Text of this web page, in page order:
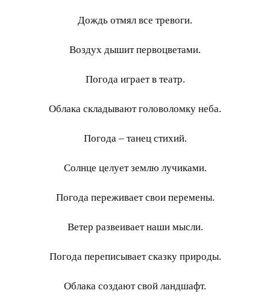
Дождь отмял все тревоги.
Воздух дышит первоцветами.
Погода играет в театр.
Облака складывают головоломку неба.
Погода – танец стихий.
Солнце целует землю лучиками.
Погода переживает свои перемены.
Ветер развеивает наши мысли.
Погода переписывает сказку природы.
Облака создают свой ландшафт.